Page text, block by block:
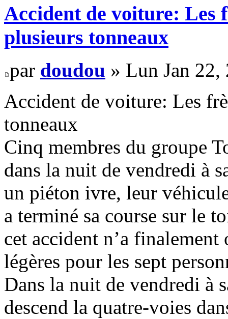
Accident de voiture: Les
plusieurs tonneaux
par doudou » Lun Jan 22,
Accident de voiture: Les
tonneaux
Cinq membres du groupe
dans la nuit de vendredi à
un piéton ivre, leur
a terminé sa course sur le
cet accident n’a finalement
légères pour les sept
Dans la nuit de vendredi à
descend la quatre-voies